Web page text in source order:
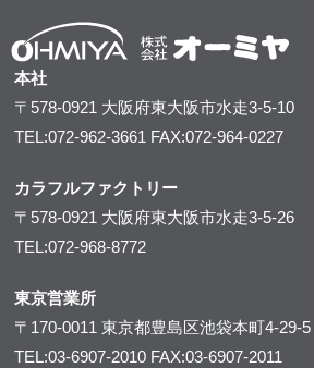
本社
〒578-0921 大阪府東大阪市水走3-5-10
TEL:072-962-3661 FAX:072-964-0227
カラフルファクトリー
〒578-0921 大阪府東大阪市水走3-5-26
TEL:072-968-8772
東京営業所
〒170-0011東京都豊島区池袋本町4-29-5
TEL:03-6907-2010 FAX:03-6907-2011